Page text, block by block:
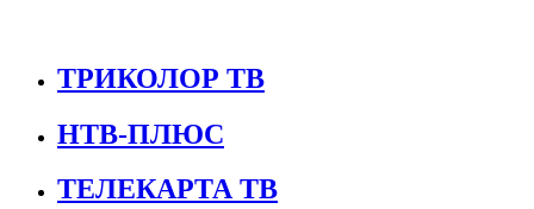
ТРИКОЛОР ТВ
НТВ-ПЛЮС
ТЕЛЕКАРТА ТВ